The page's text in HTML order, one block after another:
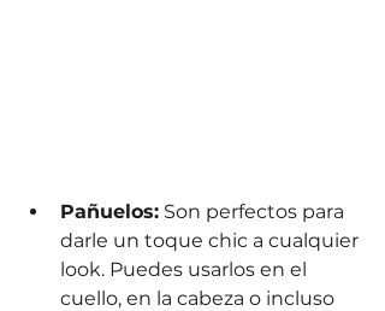
Pañuelos: Son perfectos para
darle un toque chic a cualquier
look. Puedes usarlos en el
cuello, en la cabeza o incluso